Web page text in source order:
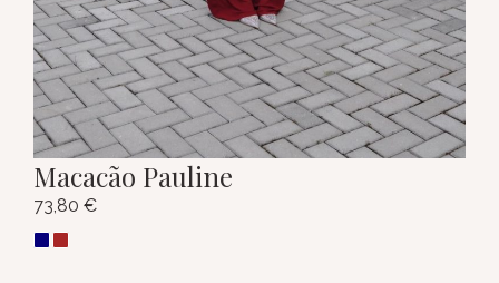
Macacão Pauline
73,80 €